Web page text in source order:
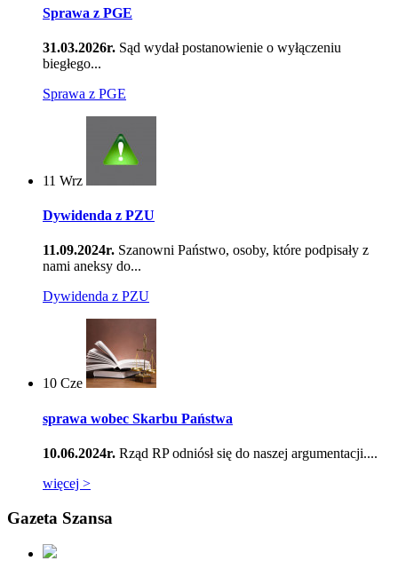
Sprawa z PGE
31.03.2026r. Sąd wydał postanowienie o wyłączeniu
biegłego...
Sprawa z PGE
11 Wrz
Dywidenda z PZU
11.09.2024r. Szanowni Państwo, osoby, które podpisały z
nami aneksy do...
Dywidenda z PZU
10 Cze
sprawa wobec Skarbu Państwa
10.06.2024r. Rząd RP odniósł się do naszej argumentacji....
więcej >
Gazeta Szansa